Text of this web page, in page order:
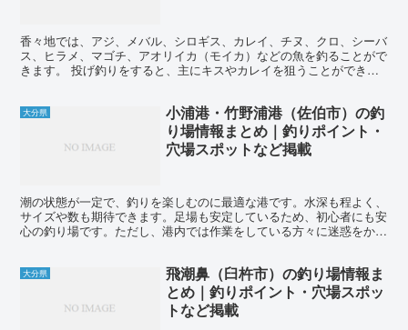
香々地では、アジ、メバル、シロギス、カレイ、チヌ、クロ、シーバ
ス、ヒラメ、マゴチ、アオリイカ（モイカ）などの魚を釣ることがで
きます。 投げ釣りをすると、主にキスやカレイを狙うことができま
大分県
小浦港・竹野浦港（佐伯市）の釣
り場情報まとめ｜釣りポイント・
穴場スポットなど掲載
潮の状態が一定で、釣りを楽しむのに最適な港です。水深も程よく、
サイズや数も期待できます。足場も安定しているため、初心者にも安
心の釣り場です。ただし、港内では作業をしている方々に迷惑をかけ
大分県
飛潮鼻（臼杵市）の釣り場情報ま
とめ｜釣りポイント・穴場スポッ
トなど掲載